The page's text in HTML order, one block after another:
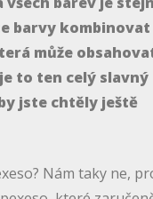
barvy kombinovat
může
to ten celý slavný
jste chtěly ještě
Nám taky ne,